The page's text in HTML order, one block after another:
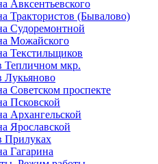
Авксентьевского
Трактористов (Бывалово)
Судоремонтной
Можайского
Текстильщиков
Тепличном мкр.
Лукьяново
Советском проспекте
Псковской
Архангельской
Ярославской
Прилуках
Гагарина